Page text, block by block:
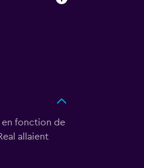
en fonction de
allaient